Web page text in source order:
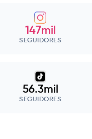
147mil
SEGUIDORES
56.3mil
SEGUIDORES